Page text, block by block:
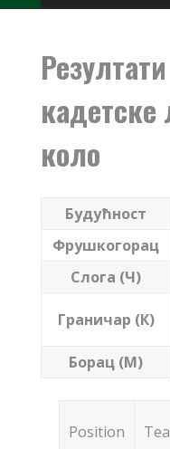
коло
Будућност
Фрушкогорац
Слога (Ч)
Граничар (К)
Борац (М)
Position